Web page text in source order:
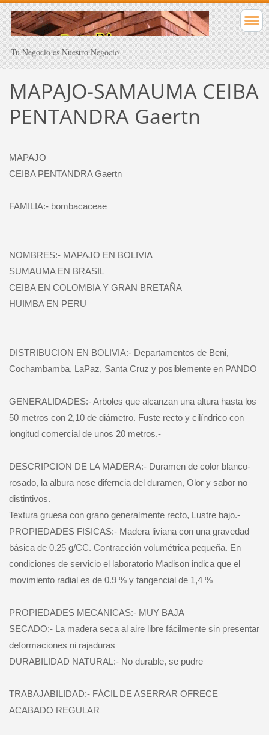
Tu Negocio es Nuestro Negocio
MAPAJO-SAMAUMA CEIBA
PENTANDRA Gaertn
MAPAJO
CEIBA PENTANDRA Gaertn
FAMILIA:- bombacaceae
NOMBRES:- MAPAJO EN BOLIVIA
SUMAUMA EN BRASIL
CEIBA EN COLOMBIA Y GRAN BRETAÑA
HUIMBA EN PERU
DISTRIBUCION EN BOLIVIA:- Departamentos de Beni,
Cochambamba, LaPaz, Santa Cruz y posiblemente en PANDO
GENERALIDADES:- Arboles que alcanzan una altura hasta los
50 metros con 2,10 de diámetro. Fuste recto y cilíndrico con
longitud comercial de unos 20 metros.-
DESCRIPCION DE LA MADERA:- Duramen de color blanco-
rosado, la albura nose diferncia del duramen, Olor y sabor no
distintivos.
Textura gruesa con grano generalmente recto, Lustre bajo.-
PROPIEDADES FISICAS:- Madera liviana con una gravedad
básica de 0.25 g/CC. Contracción volumétrica pequeña. En
condiciones de servicio el laboratorio Madison indica que el
movimiento radial es de 0.9 % y tangencial de 1,4 %
PROPIEDADES MECANICAS:- MUY BAJA
SECADO:- La madera seca al aire libre fácilmente sin presentar
deformaciones ni rajaduras
DURABILIDAD NATURAL:- No durable, se pudre
TRABAJABILIDAD:- FÁCIL DE ASERRAR OFRECE
ACABADO REGULAR